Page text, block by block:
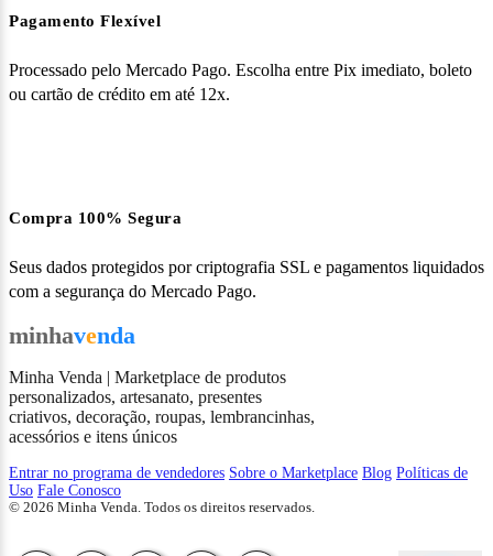
Pagamento Flexível
Processado pelo Mercado Pago. Escolha entre Pix imediato, boleto
ou cartão de crédito em até 12x.
Compra 100% Segura
Seus dados protegidos por criptografia SSL e pagamentos liquidados
com a segurança do Mercado Pago.
minhavenda
Minha Venda | Marketplace de produtos
personalizados, artesanato, presentes
criativos, decoração, roupas, lembrancinhas,
acessórios e itens únicos
Entrar no programa de vendedores Sobre o Marketplace Blog Políticas de
Uso Fale Conosco
© 2026 Minha Venda. Todos os direitos reservados.